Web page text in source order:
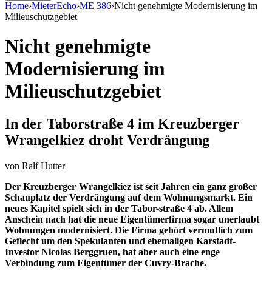
Home›MieterEcho›ME 386›Nicht genehmigte Modernisierung im
Milieuschutzgebiet
Nicht genehmigte
Modernisierung im
Milieuschutzgebiet
In der Taborstraße 4 im Kreuzberger
Wrangelkiez droht Verdrängung
von Ralf Hutter
Der Kreuzberger Wrangelkiez ist seit Jahren ein ganz großer
Schauplatz der Verdrängung auf dem Wohnungsmarkt. Ein
neues Kapitel spielt sich in der Tabor-straße 4 ab. Allem
Anschein nach hat die neue Eigentümerfirma sogar unerlaubt
Wohnungen modernisiert. Die Firma gehört vermutlich zum
Geflecht um den Spekulanten und ehemaligen Karstadt-
Investor Nicolas Berggruen, hat aber auch eine enge
Verbindung zum Eigentümer der Cuvry-Brache.